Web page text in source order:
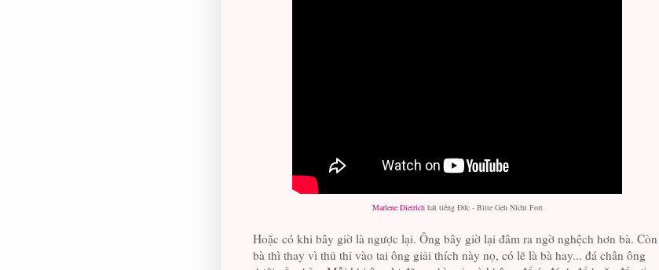
Marlene Dietrichhát tiếng Đức - Bitte Geh Nicht Fort
Hoặc có khi bây giờ là ngược lại. Ông bây giờ lại đâm ra ngờ nghệch hơn bà. Còn
bà thì thay vì thủ thỉ vào tai ông giải thích này nọ, có lẽ là bà hay... đá chân ông